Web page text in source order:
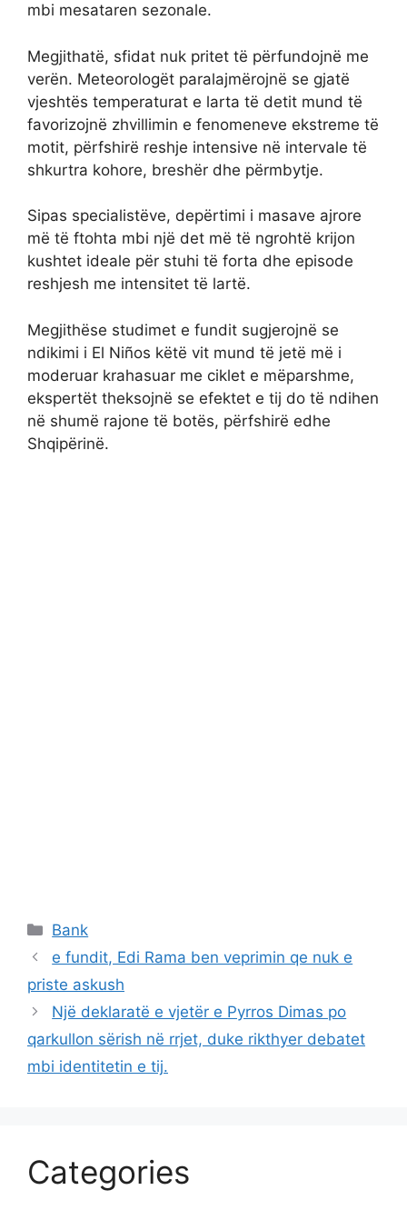
mbi mesataren sezonale.
Megjithatë, sfidat nuk pritet të përfundojnë me
verën. Meteorologët paralajmërojnë se gjatë
vjeshtës temperaturat e larta të detit mund të
favorizojnë zhvillimin e fenomeneve ekstreme të
motit, përfshirë reshje intensive në intervale të
shkurtra kohore, breshër dhe përmbytje.
Sipas specialistëve, depërtimi i masave ajrore
më të ftohta mbi një det më të ngrohtë krijon
kushtet ideale për stuhi të forta dhe episode
reshjesh me intensitet të lartë.
Megjithëse studimet e fundit sugjerojnë se
ndikimi i El Niños këtë vit mund të jetë më i
moderuar krahasuar me ciklet e mëparshme,
ekspertët theksojnë se efektet e tij do të ndihen
në shumë rajone të botës, përfshirë edhe
Shqipërinë.
Categories
Bank
e fundit, Edi Rama ben veprimin qe nuk e
priste askush
Një deklaratë e vjetër e Pyrros Dimas po
qarkullon sërish në rrjet, duke rikthyer debatet
mbi identitetin e tij.
Categories